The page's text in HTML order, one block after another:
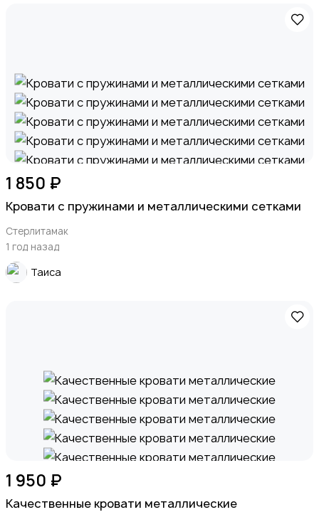
1 850 ₽
Кровати с пружинами и металлическими сетками
Стерлитамак
1 год назад
Таиса
1 950 ₽
Качественные кровати металлические